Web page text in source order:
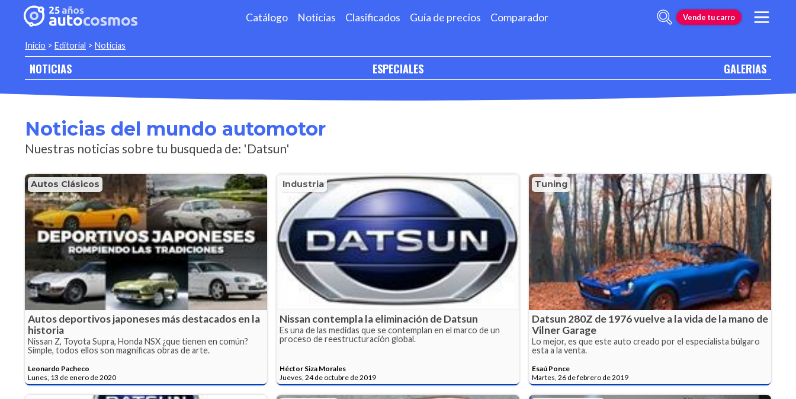
Catálogo Noticias Clasificados Guía de precios Comparador Vende tu carro
Inicio > Editorial > Noticias
NOTICIAS ESPECIALES GALERIAS
Noticias del mundo automotor
Nuestras noticias sobre tu busqueda de: 'Datsun'
Autos Clásicos
Autos deportivos japoneses más destacados en la
historia
Nissan Z, Toyota Supra, Honda NSX ¿que tienen en común?
Simple, todos ellos son magníficas obras de arte.
Leonardo Pacheco
Lunes, 13 de enero de 2020
Industria
Nissan contempla la eliminación de Datsun
Es una de las medidas que se contemplan en el marco de un
proceso de reestructuración global.
Héctor Siza Morales
Jueves, 24 de octubre de 2019
Tuning
Datsun 280Z de 1976 vuelve a la vida de la mano de
Vilner Garage
Lo mejor, es que este auto creado por el especialista búlgaro
esta a la venta.
Esaú Ponce
Martes, 26 de febrero de 2019